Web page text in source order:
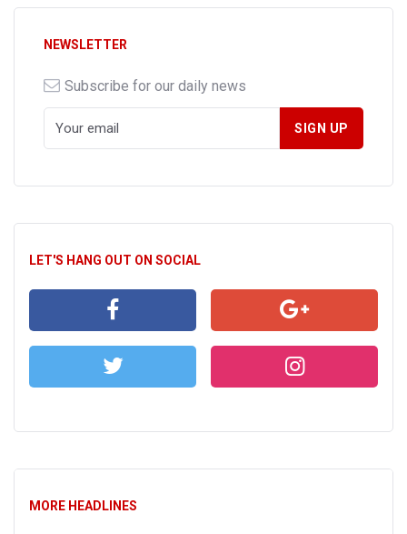
NEWSLETTER
Subscribe for our daily news
LET'S HANG OUT ON SOCIAL
MORE HEADLINES